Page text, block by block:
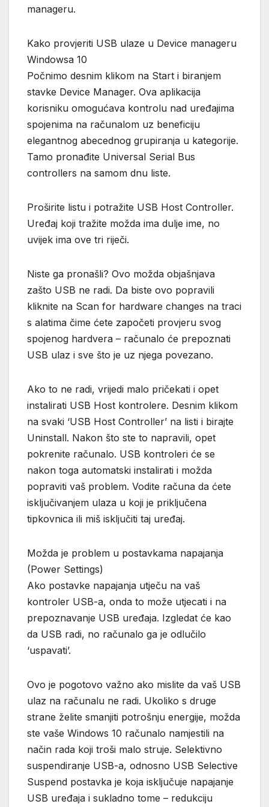
manageru.
Kako provjeriti USB ulaze u Device manageru
Windowsa 10
Počnimo desnim klikom na Start i biranjem
stavke Device Manager. Ova aplikacija
korisniku omogućava kontrolu nad uređajima
spojenima na računalom uz beneficiju
elegantnog abecednog grupiranja u kategorije.
Tamo pronađite Universal Serial Bus
controllers na samom dnu liste.
Proširite listu i potražite USB Host Controller.
Uređaj koji tražite možda ima dulje ime, no
uvijek ima ove tri riječi.
Niste ga pronašli? Ovo možda objašnjava
zašto USB ne radi. Da biste ovo popravili
kliknite na Scan for hardware changes na traci
s alatima čime ćete započeti provjeru svog
spojenog hardvera – računalo će prepoznati
USB ulaz i sve što je uz njega povezano.
Ako to ne radi, vrijedi malo pričekati i opet
instalirati USB Host kontrolere. Desnim klikom
na svaki ‘USB Host Controller’ na listi i birajte
Uninstall. Nakon što ste to napravili, opet
pokrenite računalo. USB kontroleri će se
nakon toga automatski instalirati i možda
popraviti vaš problem. Vodite računa da ćete
isključivanjem ulaza u koji je priključena
tipkovnica ili miš isključiti taj uređaj.
Možda je problem u postavkama napajanja
(Power Settings)
Ako postavke napajanja utječu na vaš
kontroler USB-a, onda to može utjecati i na
prepoznavanje USB uređaja. Izgledat će kao
da USB radi, no računalo ga je odlučilo
‘uspavati’.
Ovo je pogotovo važno ako mislite da vaš USB
ulaz na računalu ne radi. Ukoliko s druge
strane želite smanjiti potrošnju energije, možda
ste vaše Windows 10 računalo namjestili na
način rada koji troši malo struje. Selektivno
suspendiranje USB-a, odnosno USB Selective
Suspend postavka je koja isključuje napajanje
USB uređaja i sukladno tome – redukciju